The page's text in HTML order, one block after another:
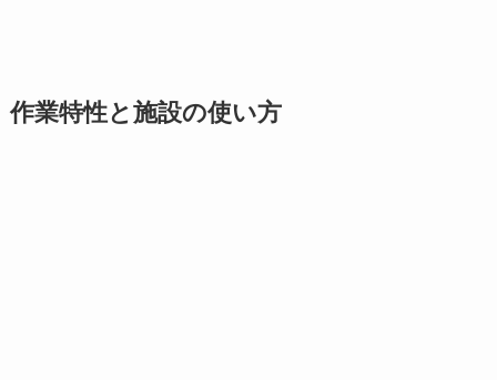
作業特性と施設の使い方